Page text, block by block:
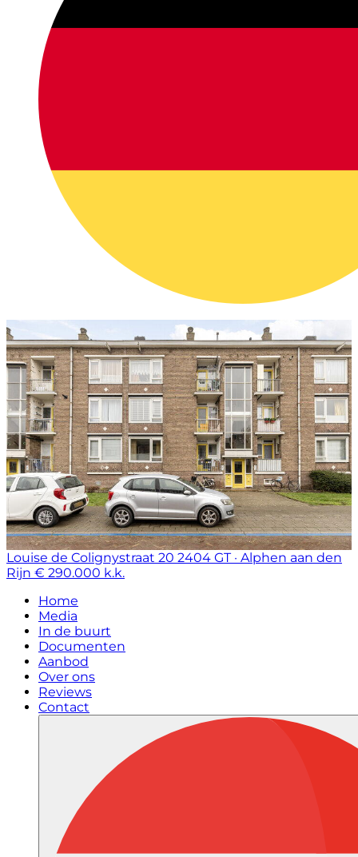
Louise de Colignystraat 20 2404 GT · Alphen aan den
Rijn € 290.000 k.k.
Home
Media
In de buurt
Documenten
Aanbod
Over ons
Reviews
Contact